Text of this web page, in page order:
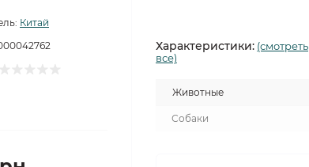
Китай
Характеристики: (смотреть
все)
Животные
Собаки